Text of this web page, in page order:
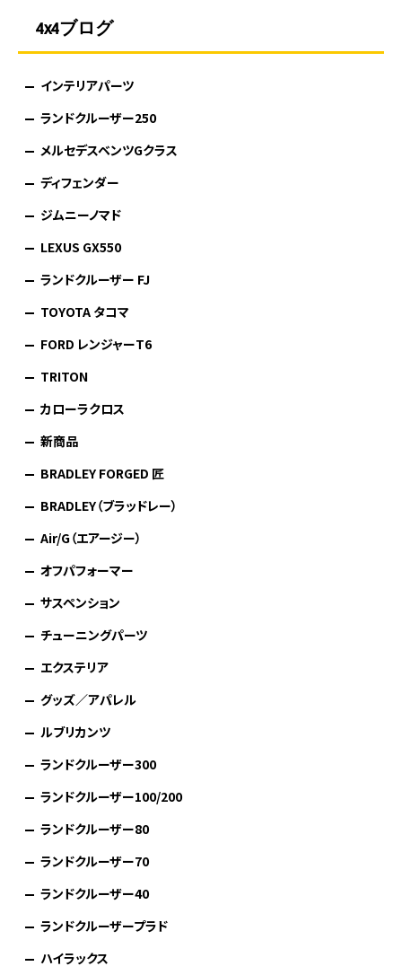
4x4ブログ
インテリアパーツ
ランドクルーザー250
メルセデスベンツGクラス
ディフェンダー
ジムニーノマド
LEXUS GX550
ランドクルーザー FJ
TOYOTA タコマ
FORD レンジャーT6
TRITON
カローラクロス
新商品
BRADLEY FORGED 匠
BRADLEY（ブラッドレー）
Air/G（エアージー）
オフパフォーマー
サスペンション
チューニングパーツ
エクステリア
グッズ／アパレル
ルブリカンツ
ランドクルーザー300
ランドクルーザー100/200
ランドクルーザー80
ランドクルーザー70
ランドクルーザー40
ランドクルーザープラド
ハイラックス